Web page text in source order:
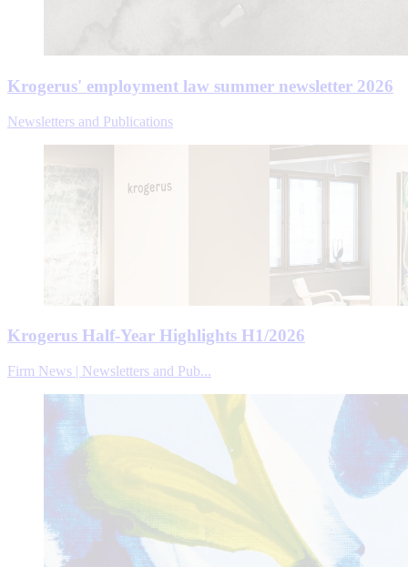
Krogerus' employment law summer newsletter 2026
Newsletters and Publications
Krogerus Half-Year Highlights H1/2026
Firm News | Newsletters and Pub...